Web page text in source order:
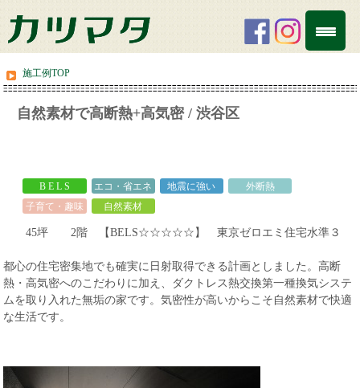
施工例TOP
自然素材で高断熱+高気密 / 渋谷区
B E L S エコ・省エネ 地震に強い
外断熱
子育て・趣味
自然素材
45坪 2階 【BELS☆☆☆☆☆】 東京ゼロエミ住宅水準３
都心の住宅密集地でも確実に日射取得できる計画としました。高断
熱・高気密へのこだわりに加え、ダクトレス熱交換第一種換気システ
ムを取り入れた無垢の家です。気密性が高いからこそ自然素材で快適
な生活です。